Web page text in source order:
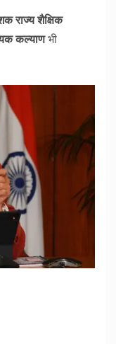
राज्य शैक्षिक
कल्याणभी